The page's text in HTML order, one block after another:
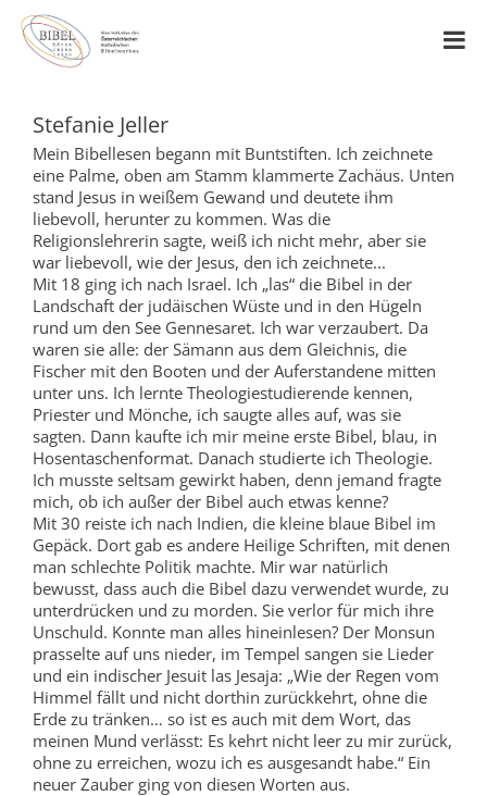
Stefanie Jeller
Mein Bibellesen begann mit Buntstiften. Ich zeichnete
eine Palme, oben am Stamm klammerte Zachäus. Unten
stand Jesus in weißem Gewand und deutete ihm
liebevoll, herunter zu kommen. Was die
Religionslehrerin sagte, weiß ich nicht mehr, aber sie
war liebevoll, wie der Jesus, den ich zeichnete...
Mit 18 ging ich nach Israel. Ich „las“ die Bibel in der
Landschaft der judäischen Wüste und in den Hügeln
rund um den See Gennesaret. Ich war verzaubert. Da
waren sie alle: der Sämann aus dem Gleichnis, die
Fischer mit den Booten und der Auferstandene mitten
unter uns. Ich lernte Theologiestudierende kennen,
Priester und Mönche, ich saugte alles auf, was sie
sagten. Dann kaufte ich mir meine erste Bibel, blau, in
Hosentaschenformat. Danach studierte ich Theologie.
Ich musste seltsam gewirkt haben, denn jemand fragte
mich, ob ich außer der Bibel auch etwas kenne?
Mit 30 reiste ich nach Indien, die kleine blaue Bibel im
Gepäck. Dort gab es andere Heilige Schriften, mit denen
man schlechte Politik machte. Mir war natürlich
bewusst, dass auch die Bibel dazu verwendet wurde, zu
unterdrücken und zu morden. Sie verlor für mich ihre
Unschuld. Konnte man alles hineinlesen? Der Monsun
prasselte auf uns nieder, im Tempel sangen sie Lieder
und ein indischer Jesuit las Jesaja: „Wie der Regen vom
Himmel fällt und nicht dorthin zurückkehrt, ohne die
Erde zu tränken… so ist es auch mit dem Wort, das
meinen Mund verlässt: Es kehrt nicht leer zu mir zurück,
ohne zu erreichen, wozu ich es ausgesandt habe.“ Ein
neuer Zauber ging von diesen Worten aus.